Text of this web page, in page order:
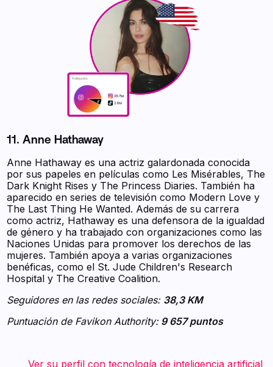
11. Anne Hathaway
Anne Hathaway es una actriz galardonada conocida
por sus papeles en películas como Les Misérables, The
Dark Knight Rises y The Princess Diaries. También ha
aparecido en series de televisión como Modern Love y
The Last Thing He Wanted. Además de su carrera
como actriz, Hathaway es una defensora de la igualdad
de género y ha trabajado con organizaciones como las
Naciones Unidas para promover los derechos de las
mujeres. También apoya a varias organizaciones
benéficas, como el St. Jude Children's Research
Hospital y The Creative Coalition.
Seguidores en las redes sociales: 38,3 KM
Puntuación de Favikon Authority:9 657 puntos
‍ ‍ ‍ ‍ ‍ ‍ ‍ Ver su perfil con tecnología de inteligencia artificial